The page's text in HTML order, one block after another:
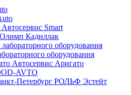
Автосервис Smart
Олимп Кадиллак
оборудования
Автосервис Аригато
AVTO
РОЛЬФ Эстейт